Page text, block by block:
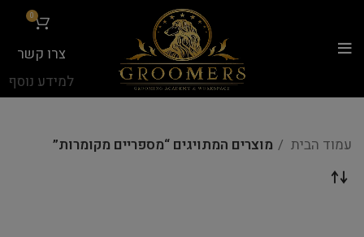
0
צרו קשר
למידע נוסף
עמוד הבית מוצרים המתויגים “מספריים מקומרות”